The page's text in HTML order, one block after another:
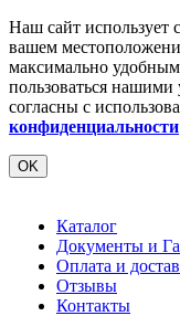
Наш сайт использует
вашем
максимально
пользоваться
согласны с
конфиденциальности
OK
Каталог
Документы и
Оплата и
Отзывы
Контакты